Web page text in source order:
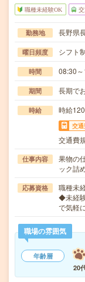
職種未経験OK
勤務地 長野県
曜日頻度 シフト
時間 08:30
期間 長期で
時給 時給
交
交通費
仕事内容
果物の
ック詰
応募資格
職種未
◆未経
で気軽
職場の雰囲気
年齢層
20